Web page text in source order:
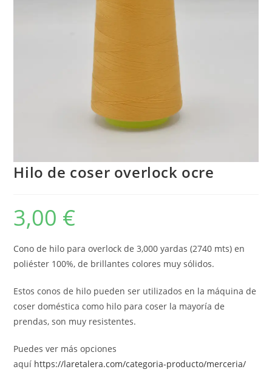
Hilo de coser overlock ocre
3,00 €
Cono de hilo para overlock de 3,000 yardas (2740 mts) en
poliéster 100%, de brillantes colores muy sólidos.
Estos conos de hilo pueden ser utilizados en la máquina de
coser doméstica como hilo para coser la mayoría de
prendas, son muy resistentes.
Puedes ver más opciones
aquí https://laretalera.com/categoria-producto/merceria/